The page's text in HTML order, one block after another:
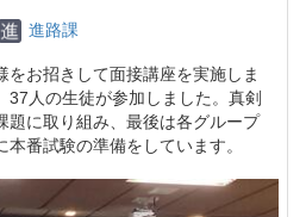
進路課
お招きして面接講座を実施しま
37人の生徒が参加しました。真剣
題に取り組み、最後は各グループ
番試験の準備をしています。